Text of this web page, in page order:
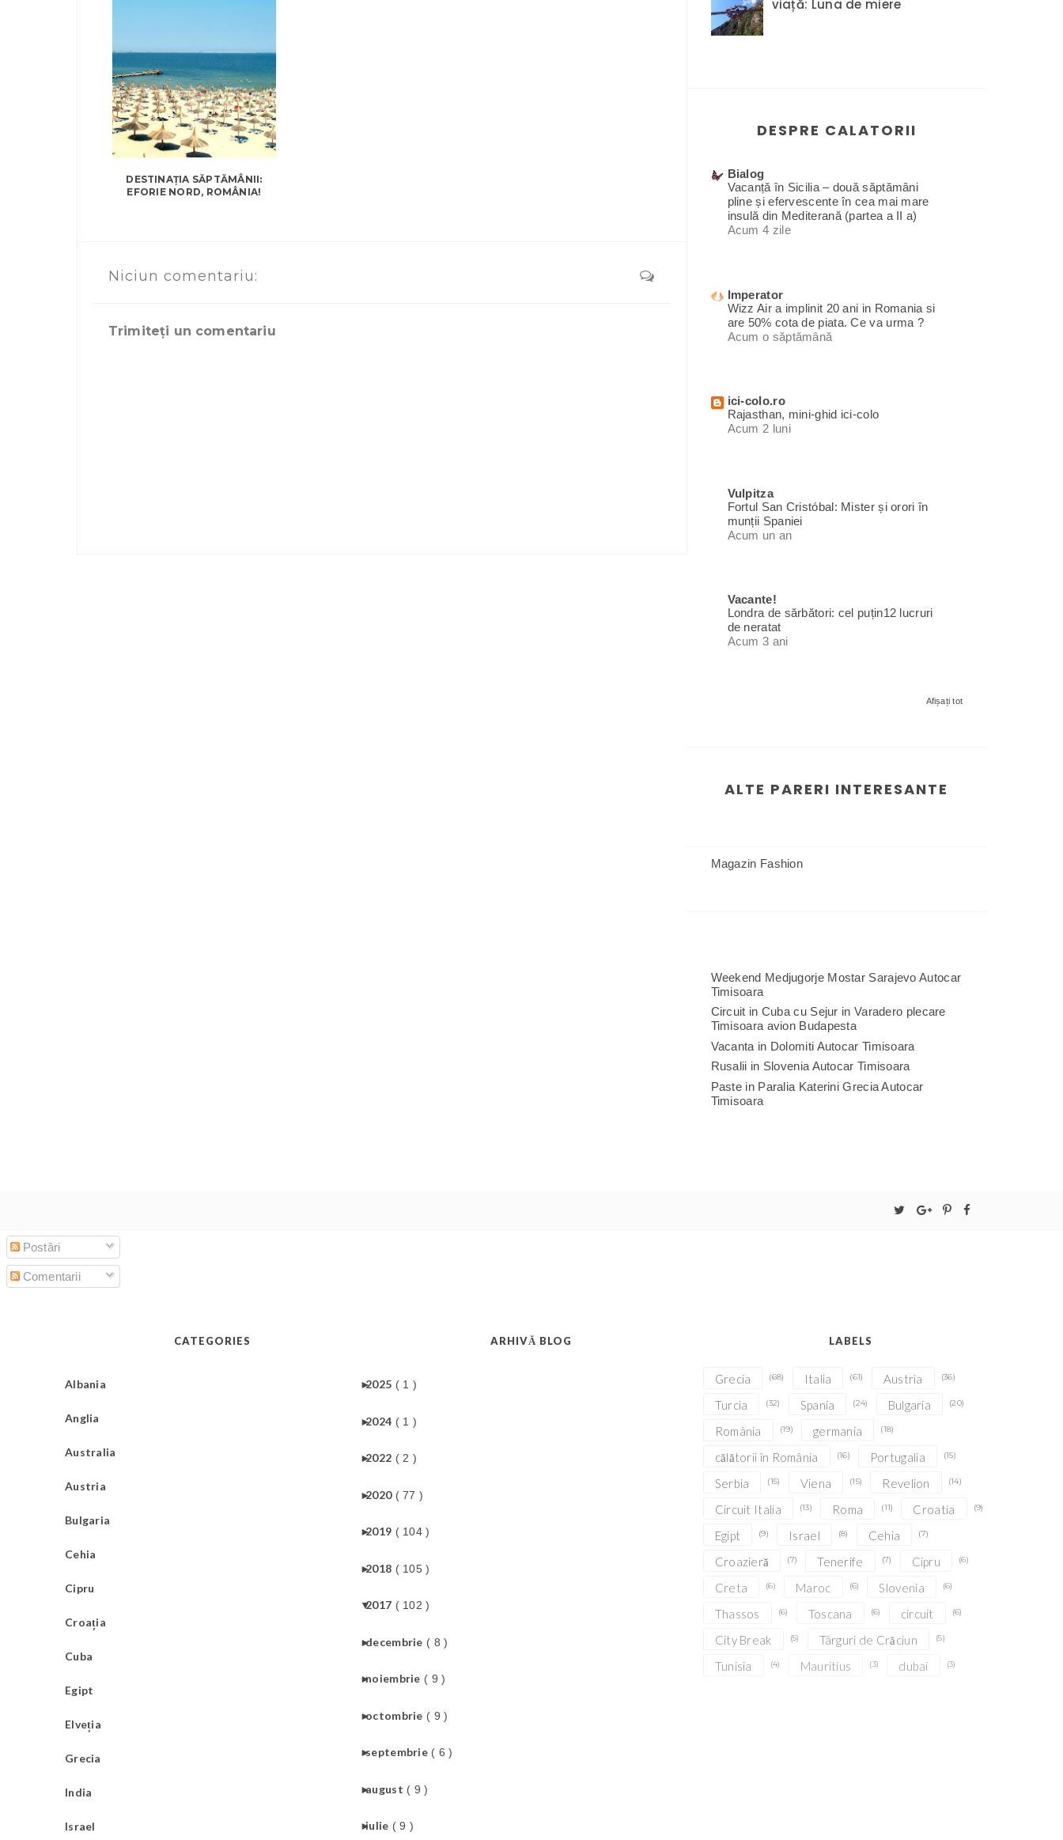
DESTINAȚIA SĂPTĂMÂNII:
EFORIE NORD, ROMÂNIA!
Niciun comentariu:
Trimiteți un comentariu
viață: Luna de miere
DESPRE CALATORII
Bialog
Vacanță în Sicilia – două săptămâni
pline și efervescente în cea mai mare
insulă din Mediterană (partea a II a)
Acum 4 zile
Imperator
Wizz Air a implinit 20 ani in Romania si
are 50% cota de piata. Ce va urma ?
Acum o săptămână
ici-colo.ro
Rajasthan, mini-ghid ici-colo
Acum 2 luni
Vulpitza
Fortul San Cristóbal: Mister și orori în
munții Spaniei
Acum un an
Vacante!
Londra de sărbători: cel puțin12 lucruri
de neratat
Acum 3 ani
Afișați tot
ALTE PARERI INTERESANTE
Magazin Fashion
Weekend Medjugorje Mostar Sarajevo Autocar
Timisoara
Circuit in Cuba cu Sejur in Varadero plecare
Timisoara avion Budapesta
Vacanta in Dolomiti Autocar Timisoara
Rusalii in Slovenia Autocar Timisoara
Paste in Paralia Katerini Grecia Autocar
Timisoara
Postări
Comentarii
CATEGORIES
Albania
Anglia
Australia
Austria
Bulgaria
Cehia
Cipru
Croația
Cuba
Egipt
Elveția
Grecia
India
Israel
ARHIVĂ BLOG
►
2025 ( 1 )
►
2024 ( 1 )
►
2022 ( 2 )
►
2020 ( 77 )
►
2019 ( 104 )
►
2018 ( 105 )
▼
2017 ( 102 )
►
decembrie ( 8 )
►
noiembrie ( 9 )
►
octombrie ( 9 )
►
septembrie ( 6 )
►
august ( 9 )
►
iulie ( 9 )
LABELS
Grecia (68) Italia (61) Austria (36)
Turcia (32) Spania (24) Bulgaria (20)
România (19) germania (18)
călătorii în România (16) Portugalia (15)
Serbia (15) Viena (15) Revelion (14)
Circuit Italia (13) Roma (11) Croatia (9)
Egipt (9) Israel (8) Cehia (7)
Croazieră (7) Tenerife (7) Cipru (6)
Creta (6) Maroc (6) Slovenia (6)
Thassos (6) Toscana (6) circuit (6)
City Break (5) Târguri de Crăciun (5)
Tunisia (4) Mauritius (3) dubai (3)